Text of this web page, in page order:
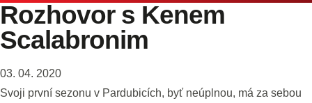
Rozhovor s Kenem
Scalabronim
03. 04. 2020
Svoji první sezonu v Pardubicích, byť neúplnou, má za sebou